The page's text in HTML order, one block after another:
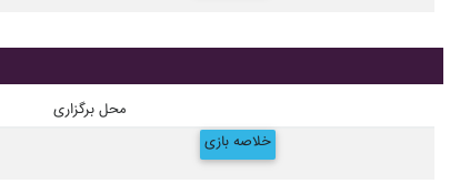
محل برگزاری
خلاصه بازی